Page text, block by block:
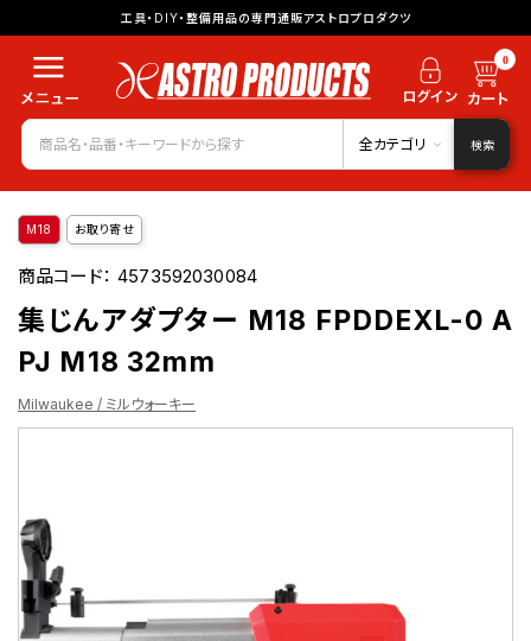
工具・DIY・整備用品の専門通販アストロプロダクツ
0
全カテゴリ 検索
M18 お取り寄せ
商品コード：4573592030084
集じんアダプター M18 FPDDEXL-0 A
PJ M18 32mm
Milwaukee / ミルウォーキー